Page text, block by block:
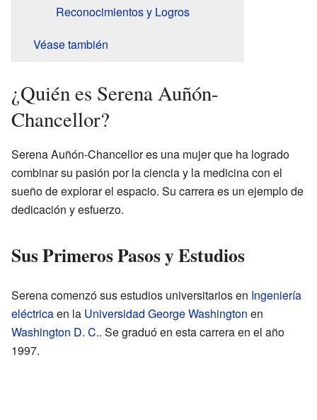
Reconocimientos y Logros
Véase también
¿Quién es Serena Auñón-
Chancellor?
Serena Auñón-Chancellor es una mujer que ha logrado
combinar su pasión por la ciencia y la medicina con el
sueño de explorar el espacio. Su carrera es un ejemplo de
dedicación y esfuerzo.
Sus Primeros Pasos y Estudios
Serena comenzó sus estudios universitarios en Ingeniería
eléctricaen la Universidad George Washington en
Washington D. C.. Se graduó en esta carrera en el año
1997.